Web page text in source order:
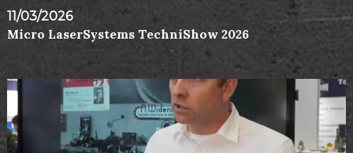
11/03/2026
Micro LaserSystems TechniShow 2026